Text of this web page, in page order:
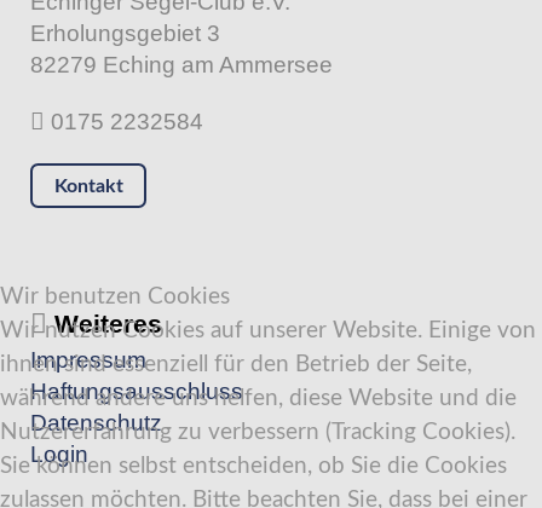
Erholungsgebiet 3
82279 Eching am Ammersee
0175 2232584
Kontakt
Weiteres
Impressum
Haftungsausschluss
Datenschutz
Login
Wir benutzen Cookies
Wir nutzen Cookies auf unserer Website. Einige von
ihnen sind essenziell für den Betrieb der Seite,
während andere uns helfen, diese Website und die
Nutzererfahrung zu verbessern (Tracking Cookies).
Sie können selbst entscheiden, ob Sie die Cookies
zulassen möchten. Bitte beachten Sie, dass bei einer